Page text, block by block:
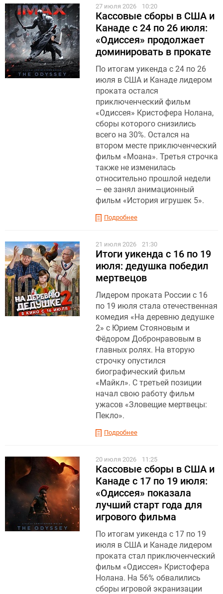
27 июля 2026 10:20
Кассовые сборы в США и
Канаде с 24 по 26 июля:
«Одиссея» продолжает
доминировать в прокате
По итогам уикенда с 24 по 26
июля в США и Канаде лидером
проката остался
приключенческий фильм
«Одиссея» Кристофера Нолана,
сборы которого снизились
всего на 30%. Остался на
втором месте приключенческий
фильм «Моана». Третья строчка
также не изменилась
относительно прошлой недели
— ее занял анимационный
фильм «История игрушек 5».
Подробнее
21 июля 2026 21:30
Итоги уикенда с 16 по 19
июля: дедушка победил
мертвецов
Лидером проката России с 16
по 19 июля стала отечественная
комедия «На деревню дедушке
2» с Юрием Стояновым и
Фёдором Добронравовым в
главных ролях. На вторую
строчку опустился
биографический фильм
«Майкл». С третьей позиции
начал свою работу фильм
ужасов «Зловещие мертвецы:
Пекло».
Подробнее
20 июля 2026 11:25
Кассовые сборы в США и
Канаде с 17 по 19 июля:
«Одиссея» показала
лучший старт года для
игрового фильма
По итогам уикенда с 17 по 19
июля в США и Канаде лидером
проката стал приключенческий
фильм «Одиссея» Кристофера
Нолана. На 56% обвалились
сборы игровой экранизации